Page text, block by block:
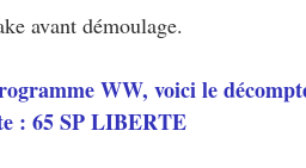
avant démoulage.
WW, voici le
: 65 SP LIBERTE